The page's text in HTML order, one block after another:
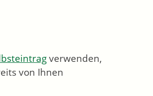
verwenden,
von Ihnen